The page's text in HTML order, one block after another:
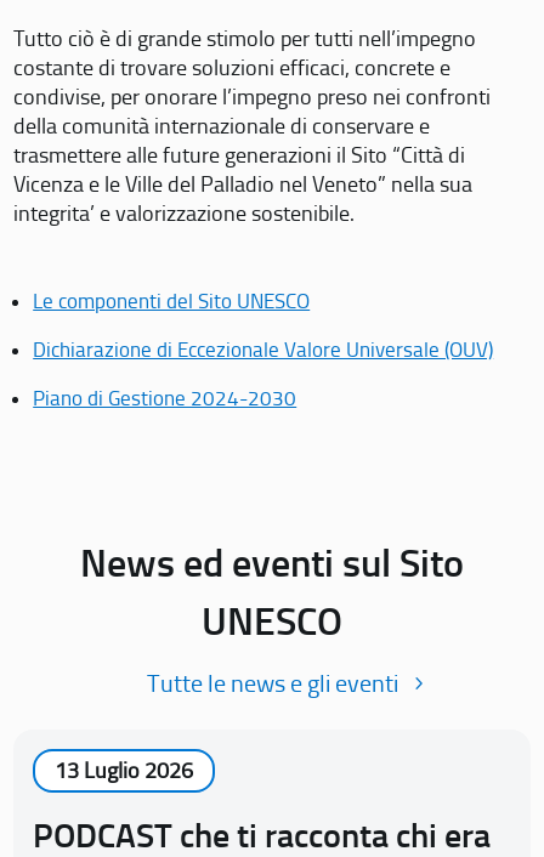
Tutto ciò è di grande stimolo per tutti nell’impegno
costante di trovare soluzioni efficaci, concrete e
condivise, per onorare l’impegno preso nei confronti
della comunità internazionale di conservare e
trasmettere alle future generazioni il Sito “Città di
Vicenza e le Ville del Palladio nel Veneto” nella sua
integrita’ e valorizzazione sostenibile.
Le componenti del Sito UNESCO
Dichiarazione di Eccezionale Valore Universale (OUV)
Piano di Gestione 2024-2030
News ed eventi sul Sito
UNESCO
Tutte le news e gli eventi
13 Luglio 2026
PODCAST che ti racconta chi era